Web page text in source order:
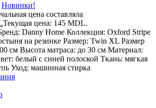
Новинки!
цена составляла
Текущая цена: 145 MDL.
Danny Home Коллекция: Oxford Stripe
на резинке Размер: Twin XL Размер
см Высота матраса: до 30 см Материал:
белый с синей полоской Ткань: мягкая
Уход: машинная стирка